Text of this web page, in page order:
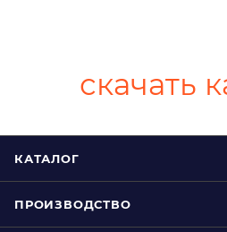
скачать
КАТАЛОГ
ПРОИЗВОДСТВО